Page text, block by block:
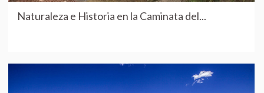
Naturaleza e Historia en la Caminata del...